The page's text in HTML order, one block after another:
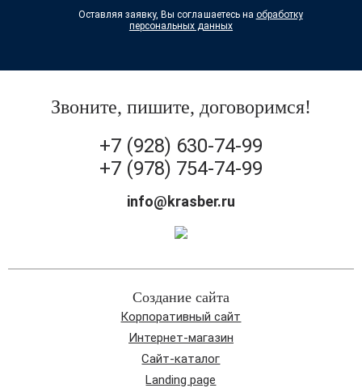
Оставляя заявку, Вы соглашаетесь на обработку
персональных данных
Звоните, пишите, договоримся!
+7 (928) 630-74-99
+7 (978) 754-74-99
info@krasber.ru
Создание сайта
Корпоративный сайт
Интернет-магазин
Сайт-каталог
Landing page